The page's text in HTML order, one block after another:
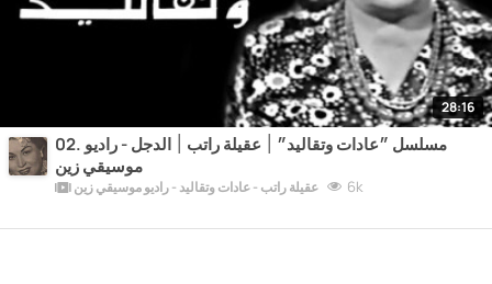
28:16
02. مسلسل ״عادات وتقاليد״ ׀ عقيلة راتب ׀ الدجل - راديو
موسيقي زين
عقيلة راتب - عادات وتقاليد - راديو موسيقي زين 6k